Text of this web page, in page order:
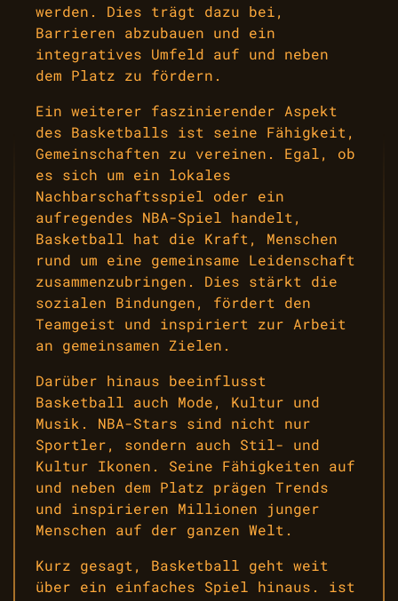
werden. Dies trägt dazu bei,
Barrieren abzubauen und ein
integratives Umfeld auf und neben
dem Platz zu fördern.
Ein weiterer faszinierender Aspekt
des Basketballs ist seine Fähigkeit,
Gemeinschaften zu vereinen. Egal, ob
es sich um ein lokales
Nachbarschaftsspiel oder ein
aufregendes NBA-Spiel handelt,
Basketball hat die Kraft, Menschen
rund um eine gemeinsame Leidenschaft
zusammenzubringen. Dies stärkt die
sozialen Bindungen, fördert den
Teamgeist und inspiriert zur Arbeit
an gemeinsamen Zielen.
Darüber hinaus beeinflusst
Basketball auch Mode, Kultur und
Musik. NBA-Stars sind nicht nur
Sportler, sondern auch Stil- und
Kultur Ikonen. Seine Fähigkeiten auf
und neben dem Platz prägen Trends
und inspirieren Millionen junger
Menschen auf der ganzen Welt.
Kurz gesagt, Basketball geht weit
über ein einfaches Spiel hinaus. ist